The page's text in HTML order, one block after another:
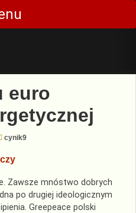
euro
cynik9
Zawsze mnóstwo dobrych
po drugiej ideologicznym
Greepeace polski